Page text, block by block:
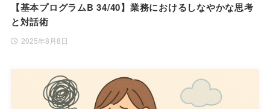
【基本プログラムB 34/40】業務におけるしなやかな思考
と対話術
2025年8月8日